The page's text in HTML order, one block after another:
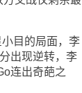
目的局面，李
出现逆转，李
连出奇葩之